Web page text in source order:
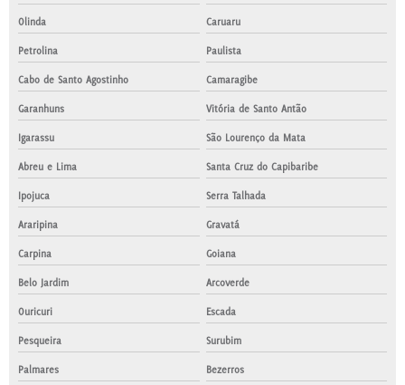
Olinda Caruaru
Petrolina Paulista
Cabo de Santo Agostinho Camaragibe
Garanhuns Vitória de Santo Antão
Igarassu São Lourenço da Mata
Abreu e Lima Santa Cruz do Capibaribe
Ipojuca Serra Talhada
Araripina Gravatá
Carpina Goiana
Belo Jardim Arcoverde
Ouricuri Escada
Pesqueira Surubim
Palmares
Bezerros